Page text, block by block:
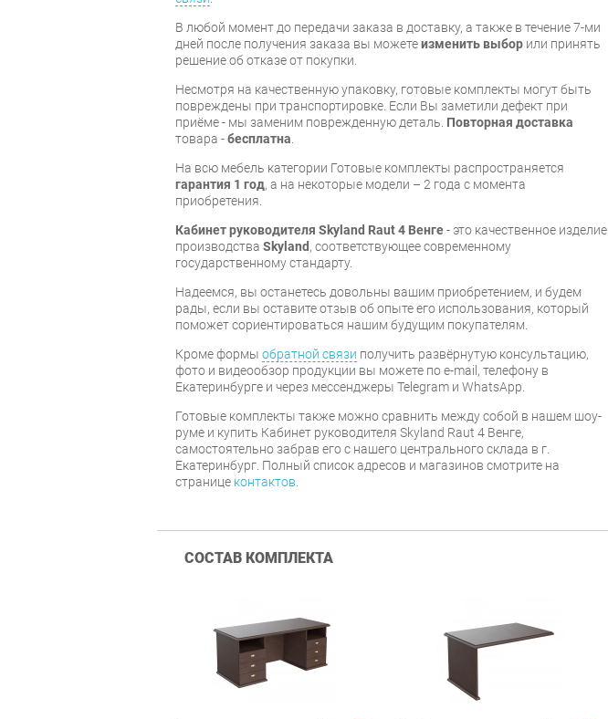
В любой момент до передачи заказа в доставку, а также в течение 7-ми
дней после получения заказа вы можетеизменить выбор или принять
решение об отказе от покупки.
Несмотря на качественную упаковку, готовые комплекты могут быть
повреждены при транспортировке. Если Вы заметили дефект при
приёме - мы заменим поврежденную деталь. Повторная доставка
товара -бесплатна.
На всю мебель категории Готовые комплекты распространяется
гарантия 1 год, а на некоторые модели – 2 года с момента
приобретения.
Кабинет руководителя Skyland Raut 4 Венге- это качественное изделие
производства Skyland, соответствующее современному
государственному стандарту.
Надеемся, вы останетесь довольны вашим приобретением, и будем
рады, если вы оставите отзыв об опыте его использования, который
поможет сориентироваться нашим будущим покупателям.
Кроме формы обратной связи получить развёрнутую консультацию,
фото и видеообзор продукции вы можете по e-mail, телефону в
Екатеринбурге и через мессенджеры Telegram и WhatsApp.
Готовые комплекты также можно сравнить между собой в нашем шоу-
руме и купить Кабинет руководителя Skyland Raut 4 Венге,
самостоятельно забрав его с нашего центрального склада в г.
Екатеринбург. Полный список адресов и магазинов смотрите на
странице контактов.
СОСТАВ КОМПЛЕКТА